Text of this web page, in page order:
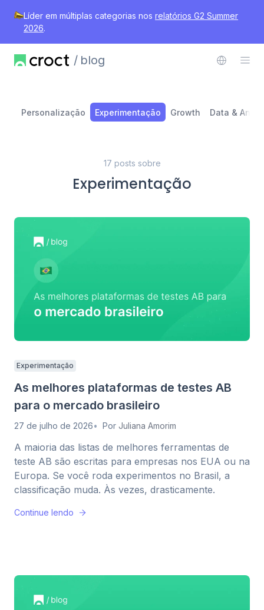
Líder em múltiplas categorias nos relatórios G2 Summer
2026.
blog
Personalização Experimentação Growth Data &
17 posts sobre
Experimentação
Experimentação
As melhores plataformas de testes AB
para o mercado brasileiro
27 de julho de 2026 Por Juliana Amorim
A maioria das listas de melhores ferramentas de
teste AB são escritas para empresas nos EUA ou na
Europa. Se você roda experimentos no Brasil, a
classificação muda. Às vezes, drasticamente.
Continue lendo